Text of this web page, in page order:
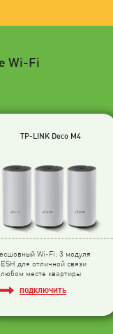
Wi-Fi
TP-LINK Deco M4
Wi-Fi: 3 модуля
для отличной связи
месте квартиры
ПОДКЛЮЧИТЬ